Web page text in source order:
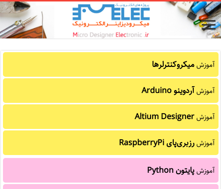
آموزشمیکروکنترلرها
آموزشآردوینو Arduino
آموزشAltium Designer
آموزشرزبری‌پای RaspberryPi
آموزشپایتون Python